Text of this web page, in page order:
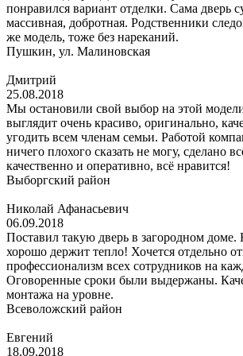
понравился вариант отделки. Сама дверь
массивная, добротная. Родственники
же модель, тоже без нареканий.
Пушкин, ул. Малиновская
Дмитрий
25.08.2018
Мы остановили свой выбор на этой
выглядит очень красиво, оригинально,
угодить всем членам семьи. Работой
ничего плохого сказать не могу, сделано
качественно и оперативно, всё нравится!
Выборгский район
Николай Афанасьевич
06.09.2018
Поставил такую дверь в загородном
хорошо держит тепло! Хочется отдельно
профессионализм всех сотрудников на
Оговоренные сроки были выдержаны.
монтажа на уровне.
Всеволожский район
Евгений
18.09.2018